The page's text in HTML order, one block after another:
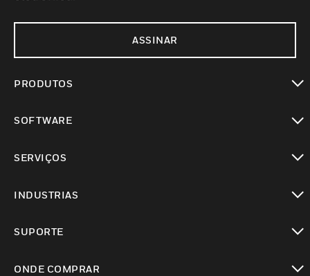
ASSINAR
PRODUTOS
SOFTWARE
SERVIÇOS
INDUSTRIAS
SUPORTE
ONDE COMPRAR